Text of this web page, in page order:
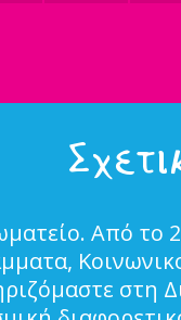
Από